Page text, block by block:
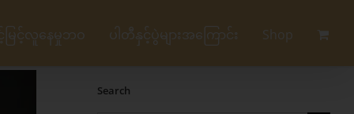
ြင့်လူနေမှုဘဝ ပါတီနှင့်ပွဲများအကြောင်း Shop
Search